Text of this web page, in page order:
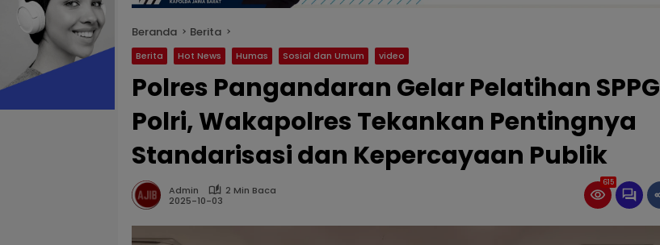
Beranda Berita
Berita Hot News Humas Sosial dan Umum video
Polres Pangandaran Gelar Pelatihan SPPG
Polri, Wakapolres Tekankan Pentingnya
Standarisasi dan Kepercayaan Publik
Admin
2 Min Baca
2025-10-03
615